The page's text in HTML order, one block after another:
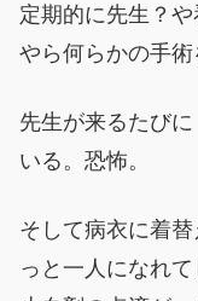
定期的に先生？
やら何らかの手術
先生が来るたび
いる。恐怖。
そして病衣に着
っと一人になれ